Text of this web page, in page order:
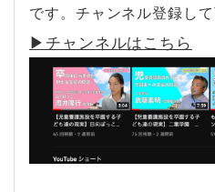
です。チャンネル登録し
▶︎チャンネルはこちら